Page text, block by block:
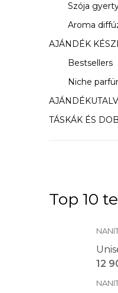
Szója
Aroma
AJÁNDÉK
Bestsellers
Niche
TÁSKÁK ÉS
Top 10
12